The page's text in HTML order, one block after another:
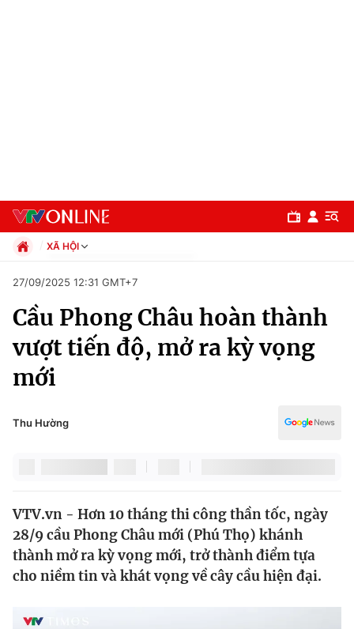
Chuyên mục
Chính trị
Thế giới
Tin tức
Tài chính
XÃ HỘI
Xã hội
Pháp luật
Thể thao
Truyền hình
Đời sống
Giáo dục
27/09/2025 12:31 GMT+7
Cầu Phong Châu hoàn thành
vượt tiến độ, mở ra kỳ vọng
mới
Thu Hường
VTV.vn - Hơn 10 tháng thi công thần tốc, ngày
28/9 cầu Phong Châu mới (Phú Thọ) khánh
thành mở ra kỳ vọng mới, trở thành điểm tựa
cho niềm tin và khát vọng về cây cầu hiện đại.